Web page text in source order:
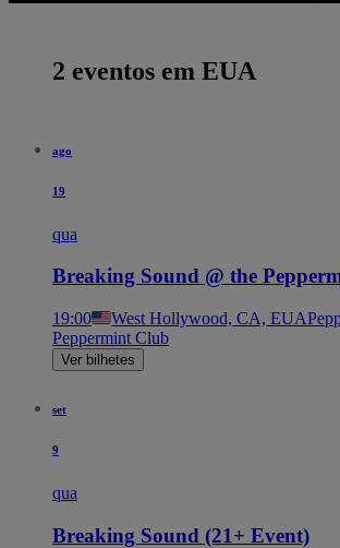
2 eventos em EUA
ago
19
qua
Breaking Sound @ the
19:00 West Hollywood, CA, EUA
Peppermint Club
Ver bilhetes
set
9
qua
Breaking Sound (21+ Event)